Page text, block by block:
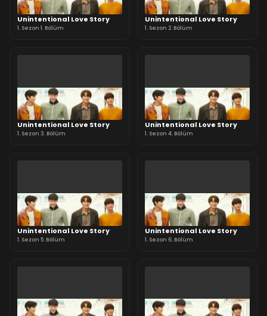
Unintentional Love Story
1. Sezon 1. Bölüm
Unintentional Love Story
1. Sezon 2. Bölüm
Unintentional Love Story
1. Sezon 3. Bölüm
Unintentional Love Story
1. Sezon 4. Bölüm
Unintentional Love Story
1. Sezon 5. Bölüm
Unintentional Love Story
1. Sezon 6. Bölüm